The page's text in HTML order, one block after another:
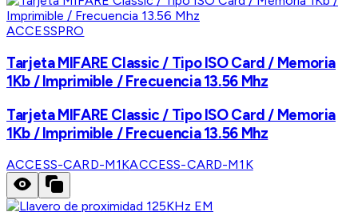
ACCESSPRO
Tarjeta MIFARE Classic / Tipo ISO Card / Memoria
1Kb / Imprimible / Frecuencia 13.56 Mhz
Tarjeta MIFARE Classic / Tipo ISO Card / Memoria
1Kb / Imprimible / Frecuencia 13.56 Mhz
ACCESS-CARD-M1KACCESS-CARD-M1K